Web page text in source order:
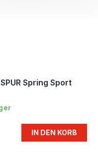
Spring Sport
IN DEN KORB